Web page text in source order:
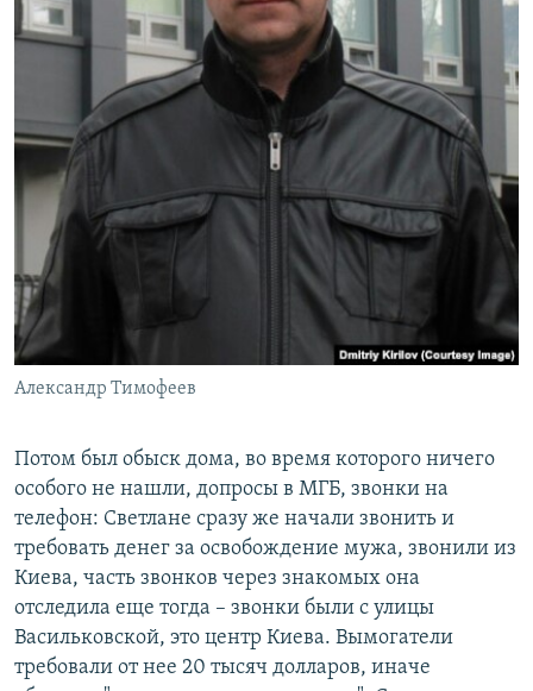
Александр Тимофеев
Потом был обыск дома, во время которого ничего
особого не нашли, допросы в МГБ, звонки на
телефон: Светлане сразу же начали звонить и
требовать денег за освобождение мужа, звонили из
Киева, часть звонков через знакомых она
отследила еще тогда – звонки были с улицы
Васильковской, это центр Киева. Вымогатели
требовали от нее 20 тысяч долларов, иначе